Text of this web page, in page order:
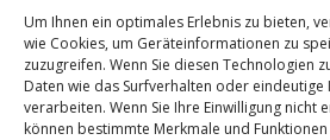
Um Ihnen ein optimales Erlebnis zu bieten,
wie Cookies, um Geräteinformationen zu
zuzugreifen. Wenn Sie diesen Technologien
Daten wie das Surfverhalten oder eindeutige
verarbeiten. Wenn Sie Ihre Einwilligung nicht
können bestimmte Merkmale und